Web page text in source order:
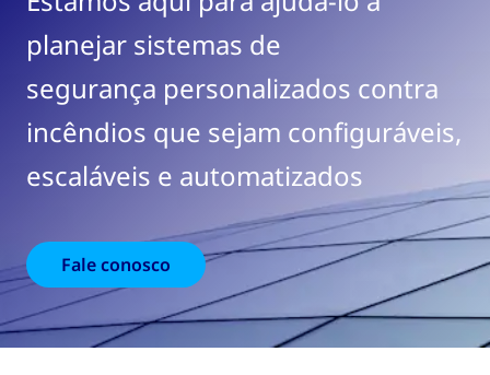
planejar sistemas de
segurança personalizados contra
incêndios que sejam configuráveis,
escaláveis e automatizados
Fale conosco